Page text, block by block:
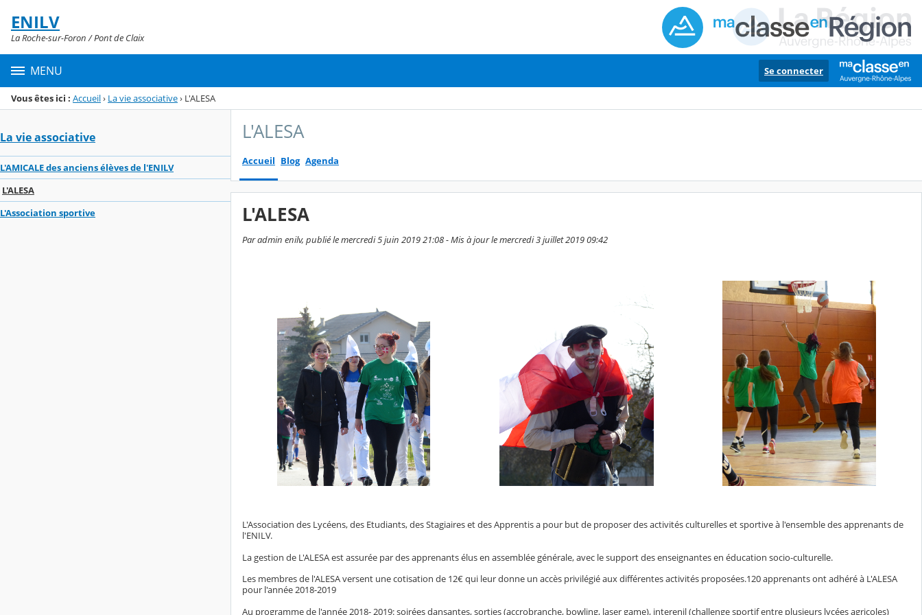
Menu de la rubrique
Contenu
ENILV
La Roche-sur-Foron / Pont de Claix
MENU Se connecter
Vous êtes ici : Accueil› La vie associative› L'ALESA
La vie associative
L'AMICALE des anciens élèves de l'ENILV
L'ALESA
L'Association sportive
L'ALESA
Accueil Blog Agenda
L'ALESA
Par admin enilv, publié le mercredi 5 juin 2019 21:08 - Mis à jour le mercredi 3 juillet 2019 09:42
L'Association des Lycéens, des Etudiants, des Stagiaires et des Apprentis a pour but de proposer des activités culturelles et sportive à l'ensemble des apprenants de
l'ENILV.
La gestion de L'ALESA est assurée par des apprenants élus en assemblée générale, avec le support des enseignantes en éducation socio-culturelle.
Les membres de l'ALESA versent une cotisation de 12€ qui leur donne un accès privilégié aux différentes activités proposées.120 apprenants ont adhéré à L'ALESA
pour l'année 2018-2019
Au programme de l'année 2018- 2019: soirées dansantes, sorties (accrobranche, bowling, laser game), interenil (challenge sportif entre plusieurs lycées agricoles)